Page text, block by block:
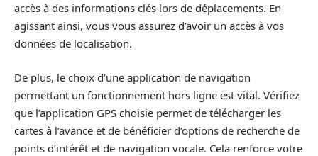
accès à des informations clés lors de déplacements. En
agissant ainsi, vous vous assurez d’avoir un accès à vos
données de localisation.
De plus, le choix d’une application de navigation
permettant un fonctionnement hors ligne est vital. Vérifiez
que l’application GPS choisie permet de télécharger les
cartes à l’avance et de bénéficier d’options de recherche de
points d’intérêt et de navigation vocale. Cela renforce votre